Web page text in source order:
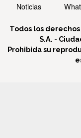
Noticias
Todos los
S.A. -
Prohibida su